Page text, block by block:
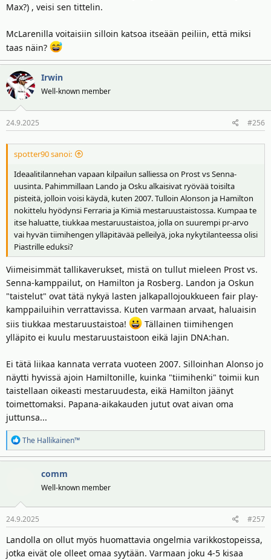
Max?) , veisi sen tittelin.
McLarenilla voitaisiin silloin katsoa itseään peiliin, että miksi
taas näin?
Irwin
Well-known member
24.9.2025 #256
spotter90 sanoi:
Ideaalitilannehan vapaan kilpailun salliessa on Prost vs Senna-
uusinta. Pahimmillaan Lando ja Osku alkaisivat ryövää toisilta
pisteitä, jolloin voisi käydä, kuten 2007. Tulloin Alonson ja Hamilton
nokittelu hyödynsi Ferraria ja Kimiä mestaruustaistossa. Kumpaa te
itse haluatte, tiukkaa mestaruustaistoa, jolla on suurempi pr-arvo
vai hyvän tiimihengen ylläpitävää pelleilyä, joka nykytilanteessa olisi
Piastrille eduksi?
Viimeisimmät tallikaverukset, mistä on tullut mieleen Prost vs.
Senna-kamppailut, on Hamilton ja Rosberg. Landon ja Oskun
"taistelut" ovat tätä nykyä lasten jalkapallojoukkueen fair play-
kamppailuihin verrattavissa. Kuten varmaan arvaat, haluaisin
siis tiukkaa mestaruustaistoa!
Tällainen tiimihengen
ylläpito ei kuulu mestaruustaistoon eikä lajin DNA:han.
Ei tätä liikaa kannata verrata vuoteen 2007. Silloinhan Alonso jo
näytti hyvissä ajoin Hamiltonille, kuinka "tiimihenki" toimii kun
taistellaan oikeasti mestaruudesta, eikä Hamilton jäänyt
toimettomaksi. Papana-aikakauden jutut ovat aivan oma
juttunsa...
R
e
a
o
t
The Hallikainen™
comm
Well-known member
24.9.2025 #257
Landolla on ollut myös huomattavia ongelmia varikkostopeissa,
jotka eivät ole olleet omaa syytään. Varmaan joku 4-5 kisaa